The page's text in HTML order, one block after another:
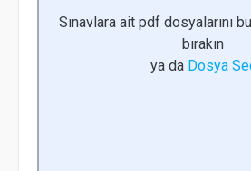
Sınavlara ait pdf dosyalarını
bırakın
ya da Dosya